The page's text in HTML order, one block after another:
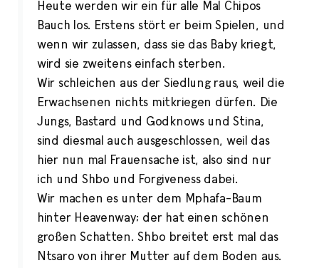
Heute werden wir ein für alle Mal Chipos
Bauch los. Erstens stört er beim Spielen, und
wenn wir zulassen, dass sie das Baby kriegt,
wird sie zweitens einfach sterben.
Wir schleichen aus der Siedlung raus, weil die
Erwachsenen nichts mitkriegen dürfen. Die
Jungs, Bastard und Godknows und Stina,
sind diesmal auch ausgeschlossen, weil das
hier nun mal Frauensache ist, also sind nur
ich und Shbo und Forgiveness dabei.
Wir machen es unter dem Mphafa-Baum
hinter Heavenway; der hat einen schönen
großen Schatten. Shbo breitet erst mal das
Ntsaro von ihrer Mutter auf dem Boden aus.